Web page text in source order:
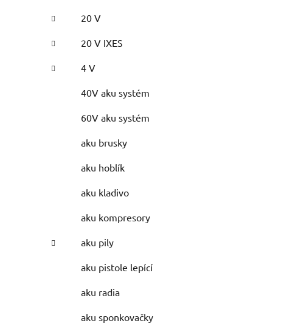
20 V
20 V IXES
4 V
40V aku systém
60V aku systém
aku brusky
aku hoblík
aku kladivo
aku kompresory
aku pily
aku pistole lepící
aku radia
aku sponkovačky